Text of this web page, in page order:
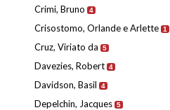
Crimi, Bruno 4
Crisostomo, Orlande e Arlette 1
Cruz, Viriato da 5
Davezies, Robert 4
Davidson, Basil 4
Depelchin, Jacques 5